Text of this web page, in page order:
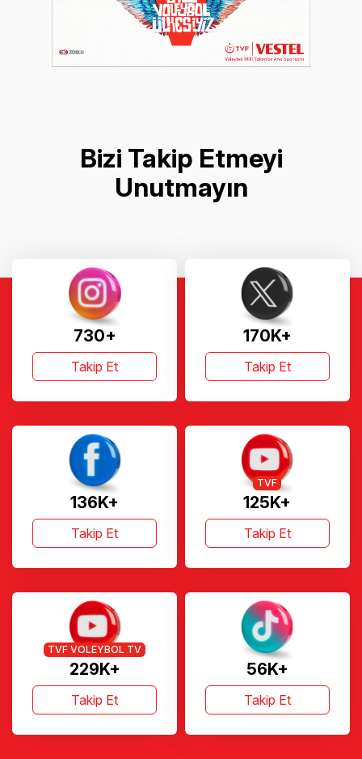
Bizi Takip Etmeyi
Unutmayın
730+
Takip Et
170K+
Takip Et
136K+
Takip Et
125K+
TVF
Takip Et
229K+
TVF VOLEYBOL TV
Takip Et
56K+
Takip Et